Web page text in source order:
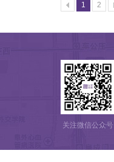
1 2
关注微信公众号